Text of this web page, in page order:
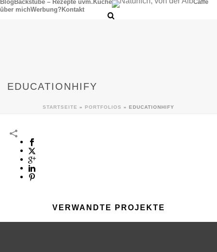
Blog Backstube – Rezepte uvm. Küche
Caffè
über michWerbung? Kontakt
EDUCATIONHIFY
STARTSEITE » PORTFOLIOS » EDUCATIONHIFY
VERWANDTE PROJEKTE